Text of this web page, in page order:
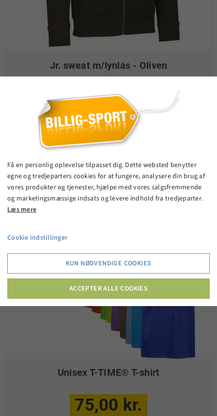
Jr. sweat m/lynlås - Oliven
185,00 kr.
VIS PRODUKT
Unisex T-TIME® T-shirt
75,00 kr.
Få en personlig oplevelse tilpasset dig. Dette websted benytter
egne og tredjeparters cookies for at fungere, analysere din brug af
vores produkter og tjenester, hjælpe med vores salgsfremmende
og marketingsmæssige indsats og levere indhold fra tredjeparter.
Læs mere
Cookie indstillinger
KUN NØDVENDIGE COOKIES
ACCEPTER ALLE COOKIES